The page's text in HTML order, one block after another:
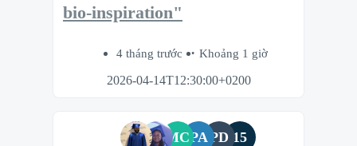
bio‑inspiration"
4 tháng trước
Khoảng 1 giờ
2026-04-14T12:30:00+0200
MC PA PD 15